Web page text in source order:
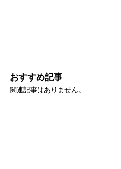
おすすめ記事
関連記事はありません。